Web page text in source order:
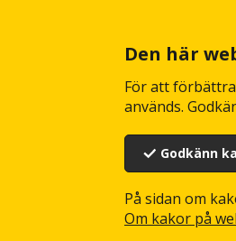
Den här
För att
används.
Godkänn
På sidan om
Om kakor på